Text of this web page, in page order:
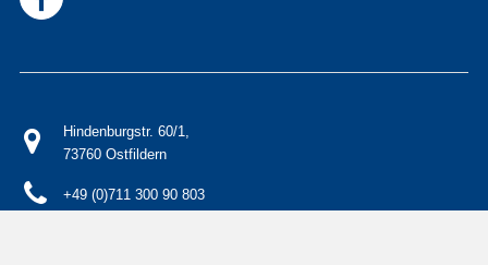
Hindenburgstr. 60/1,
73760 Ostfildern
+49 (0)711 300 90 803